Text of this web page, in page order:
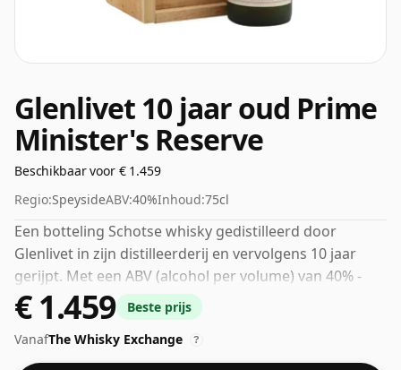
Glenlivet 10 jaar oud Prime
Minister's Reserve
Beschikbaar voor € 1.459
Regio:SpeysideABV:40%Inhoud:75cl
Een botteling Schotse whisky gedistilleerd door
Glenlivet in zijn distilleerderij en vervolgens 10 jaar
gerijpt. Met een ABV (alcohol per volume) van 40% -
dichtbij de minimale sterkte die whisky kan worden
gebotteld - en daarom te beschouwen als een whisky
van "standaard" sterkte.
€ 1.459
Beste prijs
VanafThe Whisky Exchange ?